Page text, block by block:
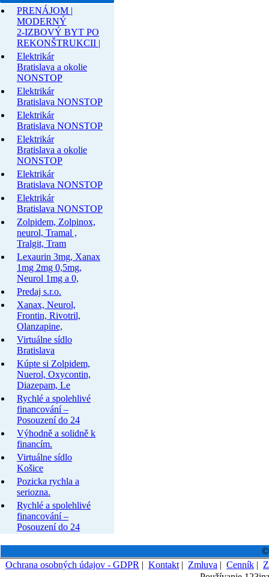
PRENÁJOM |
MODERNÝ
2-IZBOVÝ BYT PO
REKONŠTRUKCII |
Elektrikár
Bratislava a okolie
NONSTOP
Elektrikár
Bratislava NONSTOP
Elektrikár
Bratislava NONSTOP
Elektrikár
Bratislava a okolie
NONSTOP
Elektrikár
Bratislava NONSTOP
Elektrikár
Bratislava NONSTOP
Zolpidem, Zolpinox,
neurol, Tramal ,
Tralgit, Tram
Lexaurin 3mg, Xanax
1mg 2mg 0,5mg,
Neurol 1mg a 0,
Predaj s.r.o.
Xanax, Neurol,
Frontin, Rivotril,
Olanzapine,
Virtuálne sídlo
Bratislava
Kúpte si Zolpidem,
Nuerol, Oxycontin,
Diazepam, Le
Rychlé a spolehlivé
financování –
Posouzení do 24
Výhodně a solidně k
financím.
Virtuálne sídlo
Košice
Pozicka rychla a
seriozna.
Rychlé a spolehlivé
financování –
Posouzení do 24
©
Ochrana osobných údajov - GDPR | Kontakt | Zmluva | Cenník |